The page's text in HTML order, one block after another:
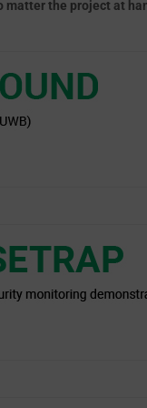
matter the project at